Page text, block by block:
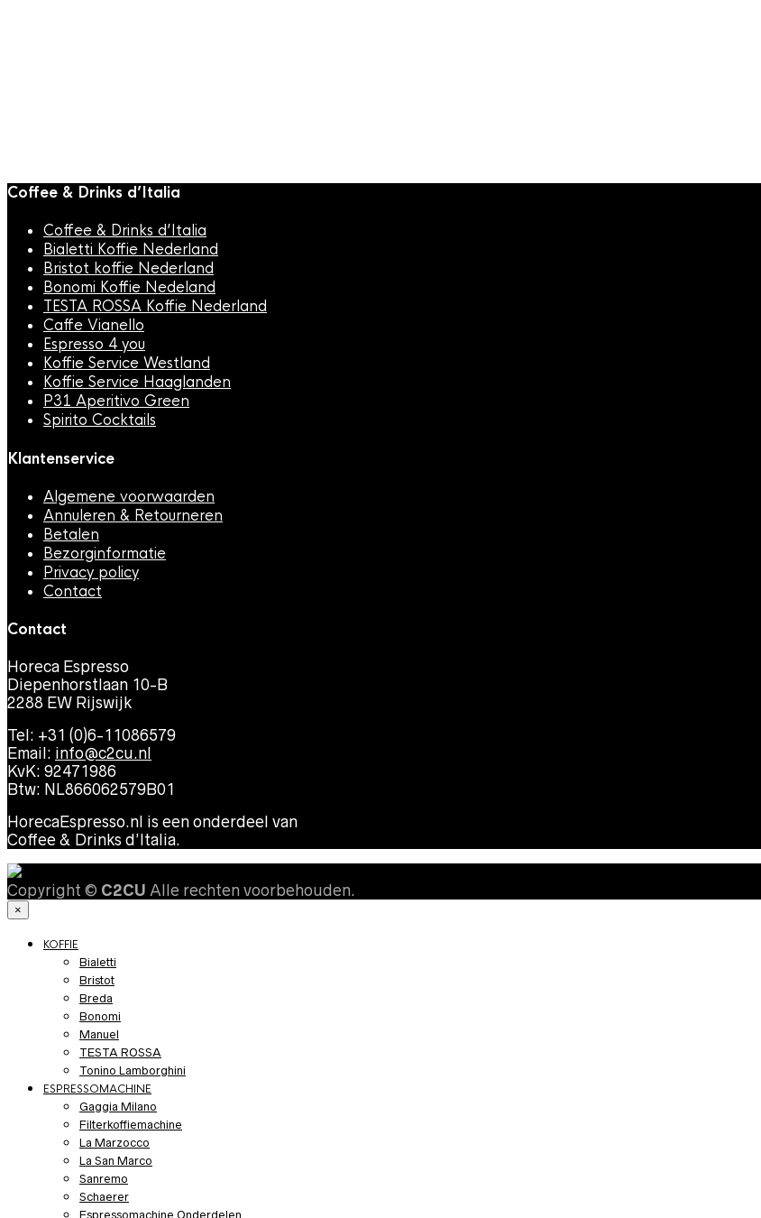
Coffee & Drinks d’Italia
Coffee & Drinks d’Italia
Bialetti Koffie Nederland
Bristot koffie Nederland
Bonomi Koffie Nedeland
TESTA ROSSA Koffie Nederland
Caffe Vianello
Espresso 4 you
Koffie Service Westland
Koffie Service Haaglanden
P31 Aperitivo Green
Spirito Cocktails
Klantenservice
Algemene voorwaarden
Annuleren & Retourneren
Betalen
Bezorginformatie
Privacy policy
Contact
Contact
Horeca Espresso
Diepenhorstlaan 10-B
2288 EW Rijswijk
Tel: +31 (0)6-11086579
Email: info@c2cu.nl
KvK: 92471986
Btw: NL866062579B01
HorecaEspresso.nl is een onderdeel van
Coffee & Drinks d’Italia.
Copyright © C2CU Alle rechten voorbehouden.
×
KOFFIE
Bialetti
Bristot
Breda
Bonomi
Manuel
TESTA ROSSA
Tonino Lamborghini
ESPRESSOMACHINE
Gaggia Milano
Filterkoffiemachine
La Marzocco
La San Marco
Sanremo
Schaerer
Espressomachine Onderdelen